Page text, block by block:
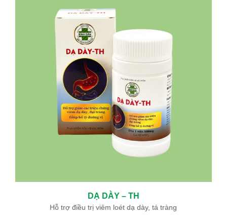
DẠ DÀY – TH
Hỗ trợ điều trị viêm loét dạ dày, tá tràng